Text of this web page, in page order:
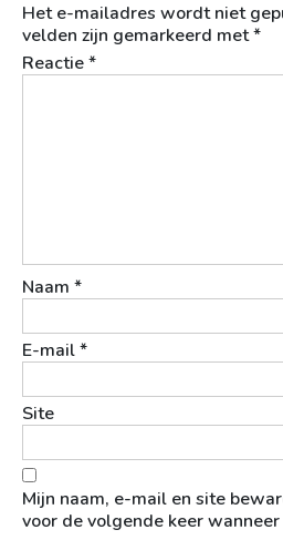
Het e-mailadres wordt niet
velden zijn gemarkeerd met*
Reactie*
Naam *
E-mail*
Site
Mijn naam, e-mail en site
voor de volgende keer